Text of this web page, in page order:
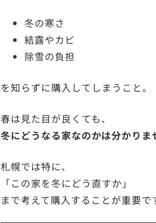
冬の寒さ
結露やカビ
除雪の負担
を知らずに購入してしまうこと。
春は見た目が良くても、
冬にどうなる家なのかは分かりま
札幌では特に、
「この家を冬にどう直すか」
まで考えて購入することが重要で